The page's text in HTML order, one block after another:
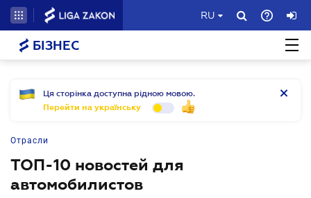
RU
БІЗНЕС
Ця сторінка доступна рідною мовою.
Перейти на українську
Отрасли
ТОП-10 новостей для
автомобилистов